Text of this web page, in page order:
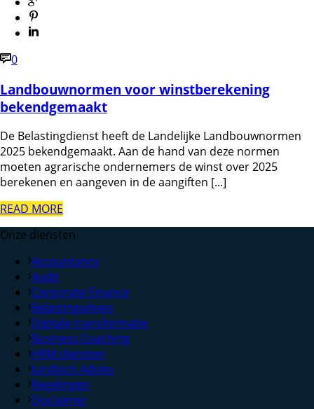
0
Landbouwnormen voor winstberekening
bekendgemaakt
De Belastingdienst heeft de Landelijke Landbouwnormen
2025 bekendgemaakt. Aan de hand van deze normen
moeten agrarische ondernemers de winst over 2025
berekenen en aangeven in de aangiften [...]
READ MORE
Onze diensten
Accountancy
Audit
Corporate Finance
Belastingadvies
Digitale transformatie
Business Coaching
HRM diensten
Juridisch Advies
Regelingen
Disclaimer